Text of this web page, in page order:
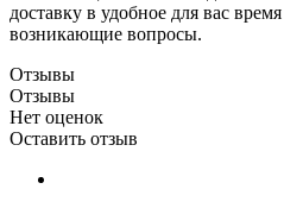
доставку в удобное для вас
возникающие вопросы.
Отзывы
Отзывы
Нет оценок
Оставить отзыв